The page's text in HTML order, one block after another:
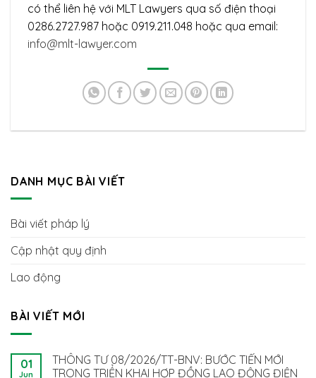
có thể liên hệ với MLT Lawyers qua số điện thoại
0286.2727.987 hoặc 0919.211.048 hoặc qua email:
info@mlt-lawyer.com
DANH MỤC BÀI VIẾT
Bài viết pháp lý
Cập nhật quy định
Lao động
BÀI VIẾT MỚI
01
Jun
THÔNG TƯ 08/2026/TT-BNV: BƯỚC TIẾN MỚI
TRONG TRIỂN KHAI HỢP ĐỒNG LAO ĐỘNG ĐIỆN